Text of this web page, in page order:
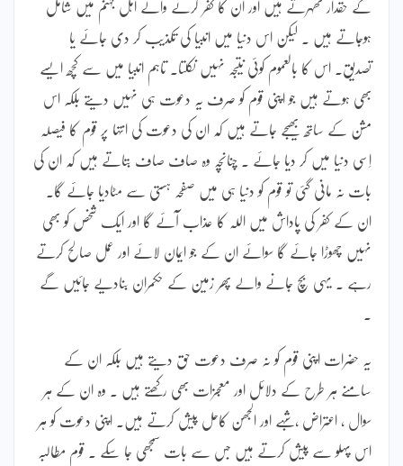
کے حقدار ٹھہرتے ہیں اور ان کا کفر کرنے والے اہل جہنم میں شامل
ہوجاتے ہیں ۔ لیکن اس دنیا میں انبیا کی تکذیب کر دی جائے یا
تصدیق۔ اس کا بالعموم کوئی نتیجہ نہیں نکلتا۔ تاہم انبیا میں سے کچھ ایسے
بھی ہوتے ہیں جو اپنی قوم کو صرف یہ دعوت ہی نہیں دیتے بلکہ اس
مشن کے ساتھ بھیجے جاتے ہیں کہ ان کی دعوت کی انتہا پر قوم کا فیصلہ
اِسی دنیا میں کر دیا جائے ۔ چنانچہ وہ صاف صاف بتاتے ہیں کہ ان کی
بات نہ مانی گئی تو قوم کو دنیا ہی میں صفحہ ہستی سے مٹادیا جائے گا۔
ان کے کفر کی پاداش میں اللہ کا عذاب آئے گا اور ایک شخص کو بھی
نہیں چھوڑا جائے گا سوائے ان کے جو ایمان لائے اور عمل صالح کرتے
رہے ۔ یہی بچ جانے والے پھر زمین کے حکمران بنادیے جائیں گے
یہ حضرات اپنی قوم کو نہ صرف دعوت حق دیتے ہیں بلکہ ان کے
سامنے ہر طرح کے دلائل اور معجزات بھی رکھتے ہیں ۔ وہ ان کے ہر
سوال ، اعتراض ، شبہے اور الجھن کاحل پیش کرتے ہیں۔ اپنی دعوت کو ہر
اس پہلو سے پیش کرتے ہیں جس سے بات سمجھی جا سکے ۔ قوم مطالبہ